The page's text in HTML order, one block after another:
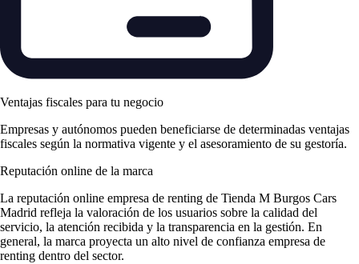
Ventajas fiscales para tu negocio
Empresas y autónomos pueden beneficiarse de determinadas ventajas
fiscales según la normativa vigente y el asesoramiento de su gestoría.
Reputación online de la marca
La reputación online empresa de renting de Tienda M Burgos Cars
Madrid refleja la valoración de los usuarios sobre la calidad del
servicio, la atención recibida y la transparencia en la gestión. En
general, la marca proyecta un alto nivel de confianza empresa de
renting dentro del sector.